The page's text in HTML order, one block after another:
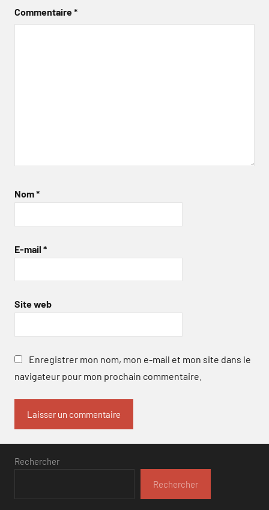
Commentaire*
Nom*
E-mail *
Site web
Enregistrer mon nom, mon e-mail et mon site dans le
navigateur pour mon prochain commentaire.
Rechercher
Rechercher